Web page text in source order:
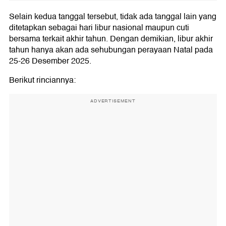
Selain kedua tanggal tersebut, tidak ada tanggal lain yang
ditetapkan sebagai hari libur nasional maupun cuti
bersama terkait akhir tahun. Dengan demikian, libur akhir
tahun hanya akan ada sehubungan perayaan Natal pada
25-26 Desember 2025.
Berikut rinciannya:
ADVERTISEMENT